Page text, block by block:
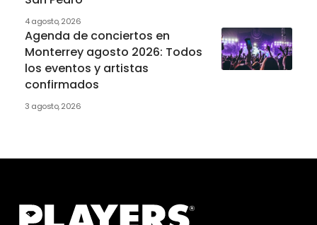
4 agosto, 2026
Agenda de conciertos en
Monterrey agosto 2026: Todos
los eventos y artistas
confirmados
3 agosto, 2026